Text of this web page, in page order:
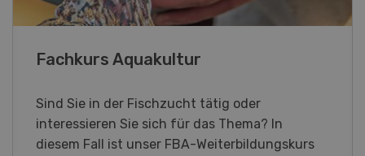
Blick hinter die Kulissen
Am Samstag, 26. und Sonntag, 27. September
2026 öffnet Rapid am Produktionsstandort
Killwangen zum Jubiläum seine Türen.